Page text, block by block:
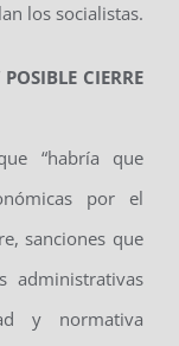
los socialistas.
CIERRE
“habría que
por el
sanciones que
administrativas
y normativa